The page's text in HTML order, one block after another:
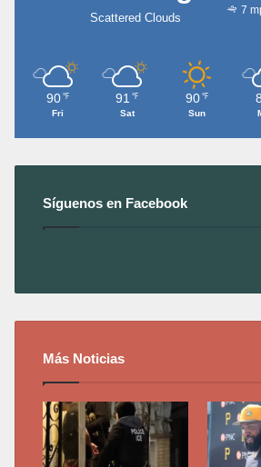
Scattered Clouds
7
90 ℉
Fri
91 ℉
Sat
90 ℉
Sun
Síguenos en Facebook
Más Noticias